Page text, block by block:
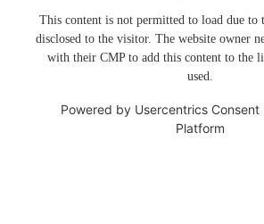
This content is not permitted to load due to
disclosed to the visitor. The website owner
with their CMP to add this content to the
used.
Powered by Usercentrics Consent
Platform